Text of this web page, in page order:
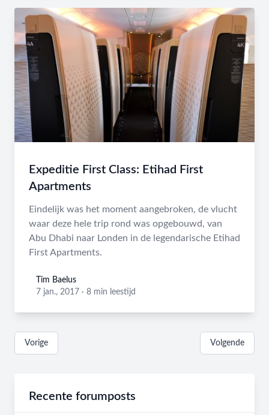
Expeditie First Class: Etihad First
Apartments
Eindelijk was het moment aangebroken, de vlucht
waar deze hele trip rond was opgebouwd, van
Abu Dhabi naar Londen in de legendarische Etihad
First Apartments.
Tim Baelus
Tim Baelus
7 jan., 2017 · 8 min leestijd
Vorige Volgende
Recente forumposts